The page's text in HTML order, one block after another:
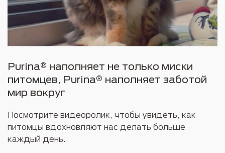
Purina® наполняет не только миски
питомцев, Purina® наполняет заботой
мир вокруг
Посмотрите видеоролик, чтобы увидеть, как
питомцы вдохновляют нас делать больше
каждый день.